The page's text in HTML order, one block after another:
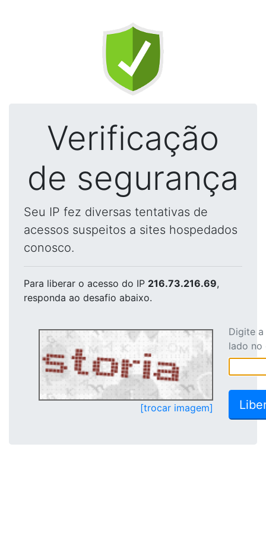
Verificação
de segurança
Seu IP fez diversas tentativas de
acessos suspeitos a sites hospedados
conosco.
Para liberar o acesso do IP 216.73.216.69,
responda ao desafio abaixo.
[trocar imagem]
Digite
lado no